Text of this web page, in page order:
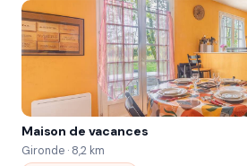
Maison de vacances
Gironde · 8,2 km